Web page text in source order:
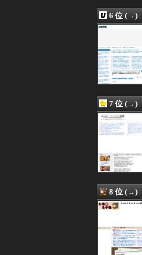
08/06 09:31
08/06 09:31
08/06 09:31
08/06 09:30
08/06 09:30
08/06 09:30
08/06 09:30
08/06 09:30
08/06 09:29
08/06 09:29
08/06 09:29
08/06 09:25
08/06 09:25
08/06 09:21
08/06 09:20
08/06 09:20
08/06 09:20
08/06 09:19
08/06 09:19
08/06 09:16
08/06 09:15
08/06 09:15
6 位 (→)
7 位 (→)
8 位 (→)